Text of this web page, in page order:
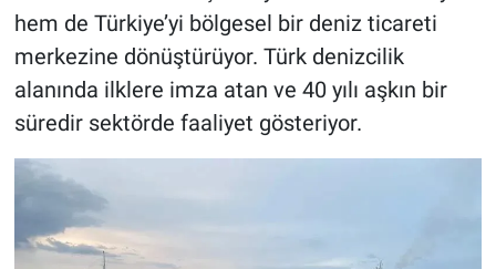
hem de Türkiye’yi bölgesel bir deniz ticareti
merkezine dönüştürüyor. Türk denizcilik
alanında ilklere imza atan ve 40 yılı aşkın bir
süredir sektörde faaliyet gösteriyor.